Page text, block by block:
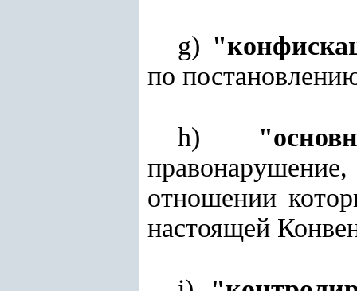
g)
по
h)
отношении
настоящей